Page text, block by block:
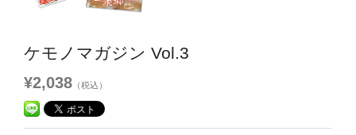
ケモノマガジン Vol.3
¥2,038 （税込）